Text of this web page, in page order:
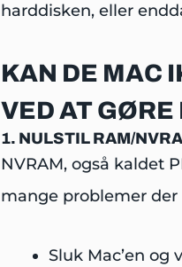
harddisken, eller
KAN DE MAC
VED AT
1. NULSTIL RAM/
NVRAM, også kaldet
mange problemer der
Sluk Mac’en